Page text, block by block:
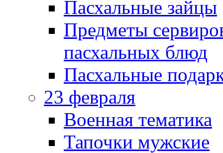
Пасхальные зайцы
Предметы
пасхальных блюд
Пасхальные
23 февраля
Военная тематика
Тапочки мужские